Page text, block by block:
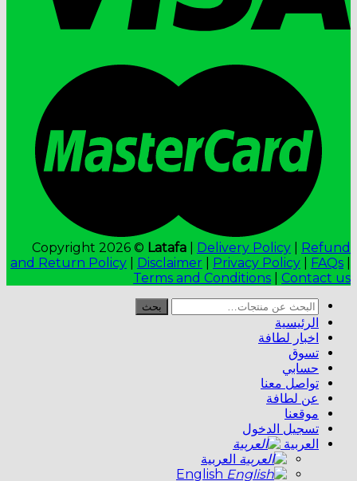
Copyright 2026 © Latafa Delivery Policy
Refund
and Return Policy
Disclaimer Privacy Policy FAQs
Terms and Conditions
Contact us
البحث
عن:
بحث
الرئيسية
اخبار لطافة
تسوق
حسابي
تواصل معنا
عن لطافة
موقعنا
تسجيل الدخول
العربية
العربية